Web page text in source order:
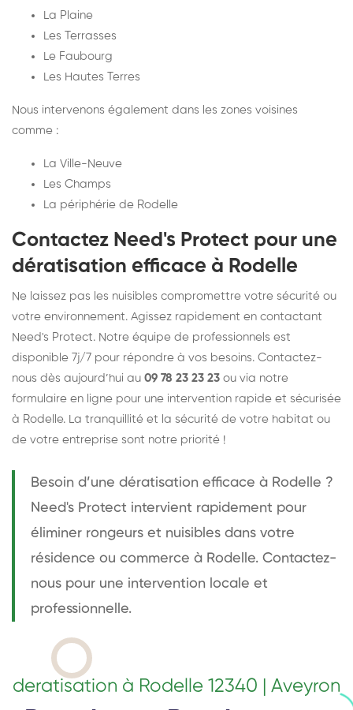
La Plaine
Les Terrasses
Le Faubourg
Les Hautes Terres
Nous intervenons également dans les zones voisines
comme :
La Ville-Neuve
Les Champs
La périphérie de Rodelle
Contactez Need's Protect pour une
dératisation efficace à Rodelle
Ne laissez pas les nuisibles compromettre votre sécurité ou
votre environnement. Agissez rapidement en contactant
Need's Protect. Notre équipe de professionnels est
disponible 7j/7 pour répondre à vos besoins. Contactez-
nous dès aujourd’hui au 09 78 23 23 23 ou via notre
formulaire en ligne pour une intervention rapide et sécurisée
à Rodelle. La tranquillité et la sécurité de votre habitat ou
de votre entreprise sont notre priorité !
Besoin d’une dératisation efficace à Rodelle ?
Need's Protect intervient rapidement pour
éliminer rongeurs et nuisibles dans votre
résidence ou commerce à Rodelle. Contactez-
nous pour une intervention locale et
professionnelle.
deratisation à Rodelle 12340 | Aveyron